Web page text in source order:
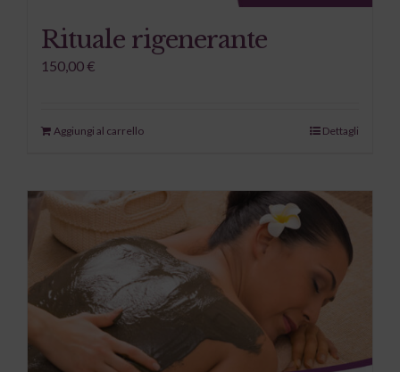
Rituale rigenerante
150,00 €
Aggiungi al carrello Dettagli